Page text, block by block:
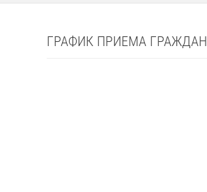
ГРАФИК ПРИЕМА ГРАЖДАН